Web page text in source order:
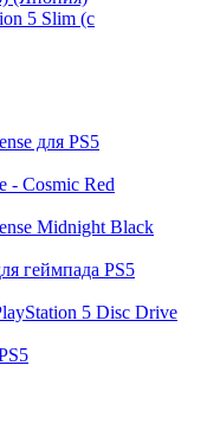
5 Slim (с
для PS5
- Cosmic Red
Midnight Black
геймпада PS5
5 Disc Drive